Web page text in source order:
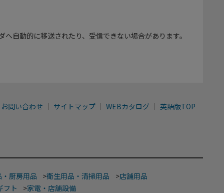
自動的に移送されたり、受信できない場合があります。
お問い合わせ サイトマップ WEBカタログ 英語版TOP
厨房用品 >衛生用品・清掃用品 >店舗用品
フト
>家電・店舗設備